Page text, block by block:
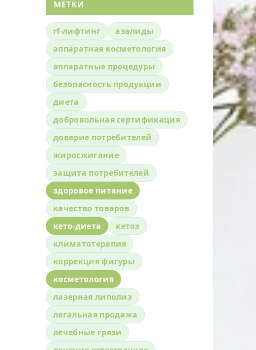
МЕТКИ
rf-лифтинг
азалиды
аппаратная косметология
аппаратные процедуры
безопасность продукции
диета
добровольная сертификация
доверие потребителей
жиросжигание
защита потребителей
здоровое питание
качество товаров
кето-диета
кетоз
климатотерапия
коррекция фигуры
косметология
лазерная липолиз
легальная продажа
лечебные грязи